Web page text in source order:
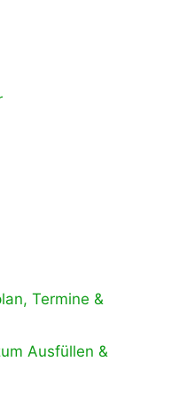
Termine &
Ausfüllen &